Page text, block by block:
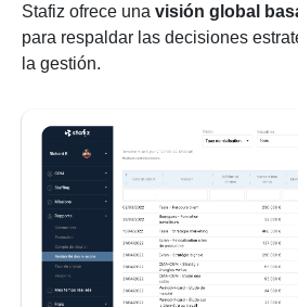
Stafiz ofrece una visión global
para respaldar las decisiones
la gestión.